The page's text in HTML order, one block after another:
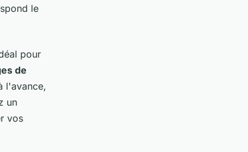
le
pour
de
l'avance,
un
vos